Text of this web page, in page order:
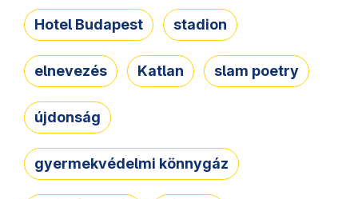
Hotel Budapest stadion
elnevezés Katlan slam poetry
újdonság
gyermekvédelmi könnygáz